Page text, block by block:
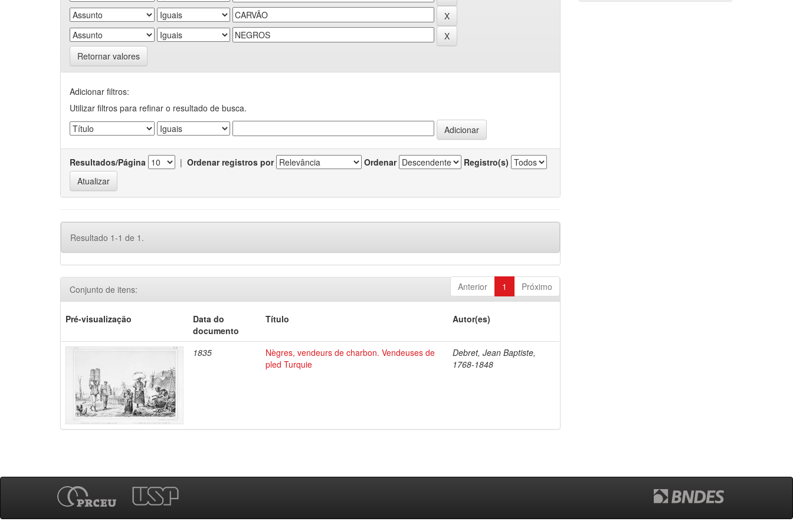
Retornar valores
Adicionar filtros:
Utilizar filtros para refinar o resultado de busca.
Resultados/Página | Ordenar registros por Ordenar Registro(s)
Resultado 1-1 de 1.
Anterior 1 Próximo
Conjunto de itens:
Pré-visualização
Data do
documento
Título Autor(es)
1835
Nègres, vendeurs de charbon. Vendeuses de
pled Turquie
Debret, Jean Baptiste,
1768-1848